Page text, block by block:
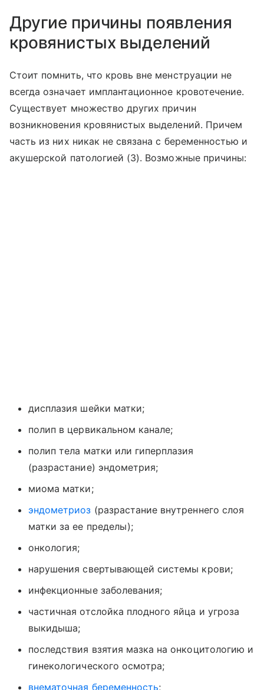
Другие причины появления
кровянистых выделений
Стоит помнить, что кровь вне менструации не
всегда означает имплантационное кровотечение.
Существует множество других причин
возникновения кровянистых выделений. Причем
часть из них никак не связана с беременностью и
акушерской патологией (3). Возможные причины:
дисплазия шейки матки;
полип в цервикальном канале;
полип тела матки или гиперплазия
(разрастание) эндометрия;
миома матки;
эндометриоз (разрастание внутреннего слоя
матки за ее пределы);
онкология;
нарушения свертывающей системы крови;
инфекционные заболевания;
частичная отслойка плодного яйца и угроза
выкидыша;
последствия взятия мазка на онкоцитологию и
гинекологического осмотра;
внематочная беременность;